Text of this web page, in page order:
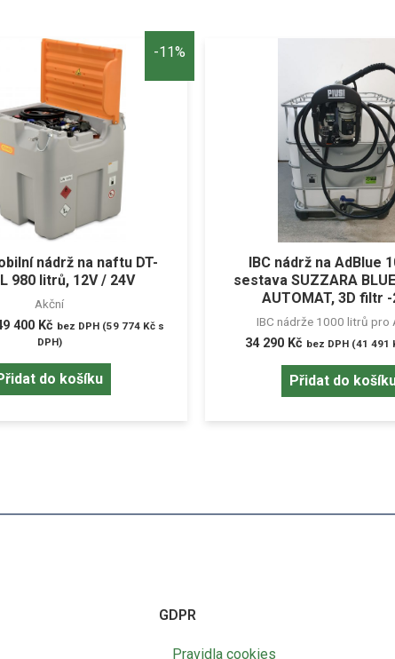
-11%
nádrž na naftu DT-
980 litrů, 12V / 24V
Akční
400 Kč bez DPH (59 774 Kč s
DPH)
do košíku
IBC nádrž na AdBlue
sestava SUZZARA
AUTOMAT, 3D filtr -
IBC nádrže 1000 litrů pro
34 290 Kč bez DPH (41 491
Přidat do
GDPR
Pravidla cookies